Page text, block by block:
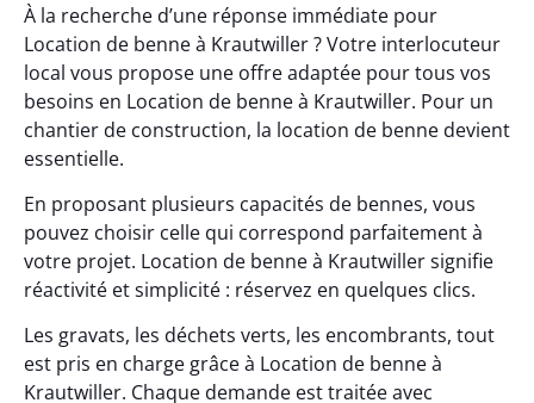
À la recherche d’une réponse immédiate pour
Location de benne à Krautwiller ? Votre interlocuteur
local vous propose une offre adaptée pour tous vos
besoins en Location de benne à Krautwiller. Pour un
chantier de construction, la location de benne devient
essentielle.
En proposant plusieurs capacités de bennes, vous
pouvez choisir celle qui correspond parfaitement à
votre projet. Location de benne à Krautwiller signifie
réactivité et simplicité : réservez en quelques clics.
Les gravats, les déchets verts, les encombrants, tout
est pris en charge grâce à Location de benne à
Krautwiller. Chaque demande est traitée avec